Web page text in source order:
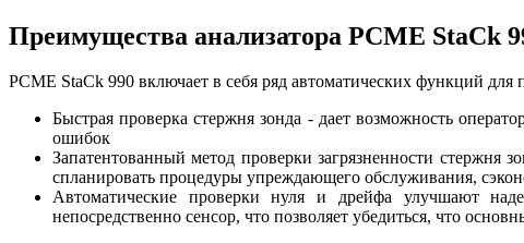
Преимущества анализатора PCME StaCk
PCME StaCk 990 включает в себя ряд автоматических функций для
Быстрая проверка стержня зонда - дает возможность
ошибок
Запатентованный метод проверки загрязненности стержня
спланировать процедуры упреждающего обслуживания,
Автоматические проверки нуля и дрейфа улучшают
непосредственно сенсор, что позволяет убедиться, что